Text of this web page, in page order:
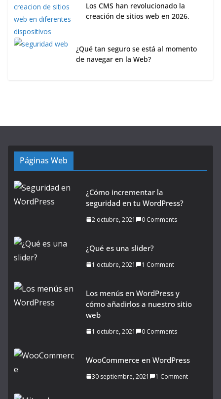
Los CMS han revolucionado la
creación de sitios web en 2026.
¿Qué tan seguro se está al momento
de navegar en la Web?
Páginas Web
¿Cómo incrementar la
seguridad en tu WordPress?
2 octubre, 2021 0 Comments
¿Qué es una slider?
1 octubre, 2021 1 Comment
Los menús en WordPress y
cómo añadirlos a nuestro sitio
web
1 octubre, 2021 0 Comments
WooCommerce en WordPress
30 septiembre, 2021 1 Comment